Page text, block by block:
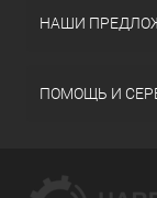
НАШИ
ПОМОЩЬ И